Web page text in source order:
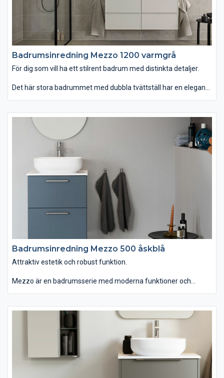
Badrumsinredning Mezzo 1200 varmgrå
För dig som vill ha ett stilrent badrum med distinkta detaljer.
Det här stora badrummet med dubbla tvättställ har en elegant
blandare och spegeln Roxen. Kommoden och lådorna med
pushfunktion förstärker det stilrena uttrycket och ger dig gott
om förvaring.
Badrumsinredning Mezzo 500 åskblå
Attraktiv estetik och robust funktion.
Mezzo är en badrumsserie med moderna funktioner och
än vanligt. Om du istället väljer det ovanpåliggande tvättstället
Soprano i det stenliknande, slitstarka och lättskötta materialet
Solid Surface får serien ett annat uttryck. Kommoden finns
med eller utan inramning. Passar dig som vill ha ett badrum
som kombinerar attraktiv estetik med robust funktion."